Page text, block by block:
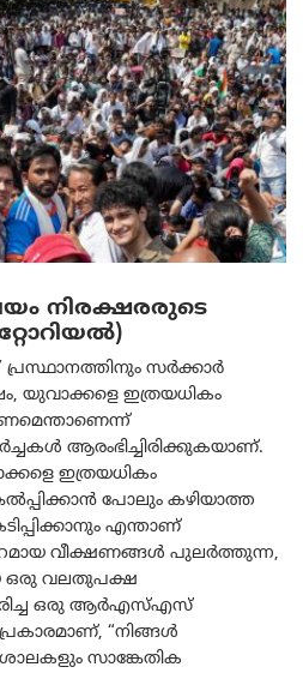
നിരക്ഷരരുടെ
പ്രസ്ഥാനത്തിനും സർക്കാർ
യുവാക്കളെ ഇത്രയധികം
ആരംഭിച്ചിരിക്കുകയാണ്.
ഇത്രയധികം
പോലും കഴിയാത്ത
എന്താണ്
വീക്ഷണങ്ങൾ പുലർത്തുന്ന,
ഒരു വലതുപക്ഷ
ഒരു ആർ‌എസ്‌എസ്
“നിങ്ങൾ
സാങ്കേതിക